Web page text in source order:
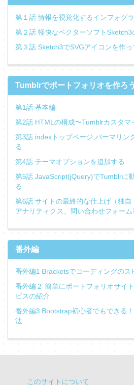
第１話 情報を視覚化するインフォグ
第２話 軽快なベクターソフトSketch3
第３話 Sketch3でSVGアイコンを作っ
Tumblrでポートフォリオを作ろう
第1話 基本編
第2話 HTMLの構成〜Tumblrカスタマ
第3話 indexトップページ,パーマリン
る
第4話 テーマオプションを追加する
第5話 JavaScript(jQuery)でTumblrに
る
第6話 サイトの最終的な仕上げ（独
アナリティクス、問い合わせフォーム
番外編
番外編1 Bracketsでコーディングのス
番外編２ 簡単にポートフォリオサイ
ビスの紹介
番外編3 Bootstrap初心者でもできる
法
このサイトについて